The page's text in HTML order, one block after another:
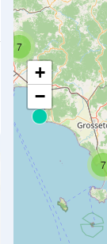
7
7
+
−